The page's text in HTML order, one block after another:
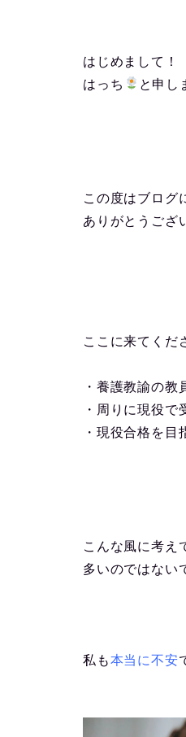
はじめまして！
はっち
と申し
この度はブログ
ありがとうござ
ここに来てくだ
・養護教諭の教
・周りに現役で
・現役合格を目
こんな風に考え
多いのではない
私も本当に不安